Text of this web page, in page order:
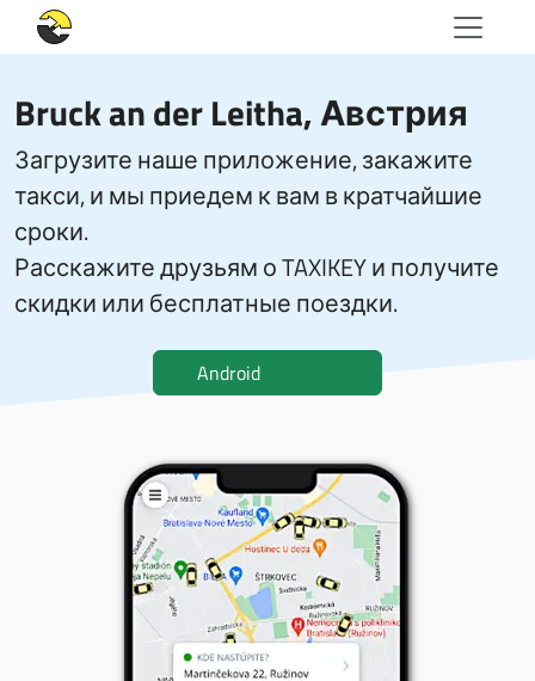
Bruck an der Leitha, Австрия
Загрузите наше приложение, закажите
такси, и мы приедем к вам в кратчайшие
сроки.
Расскажите друзьям о TAXIKEY и получите
скидки или бесплатные поездки.
Android